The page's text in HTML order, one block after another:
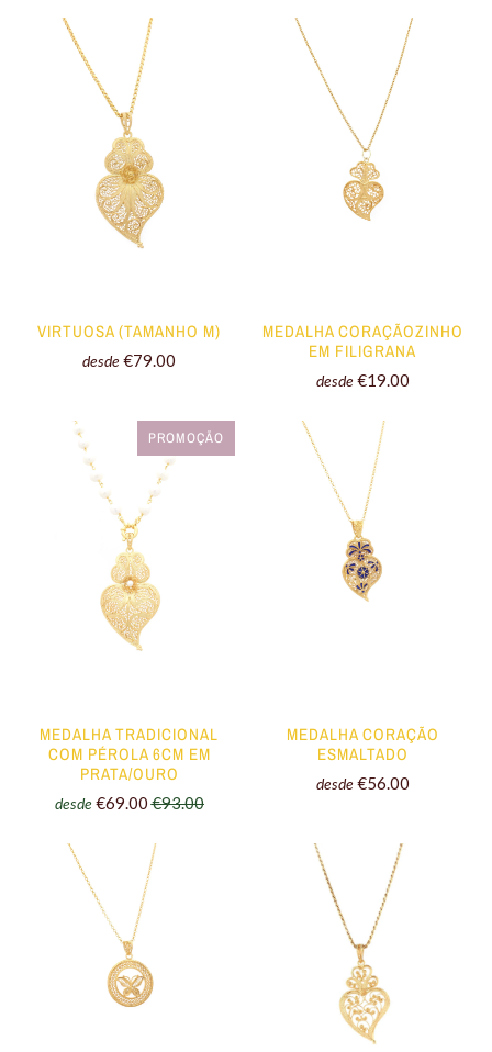
VIRTUOSA (TAMANHO M)
desde €79.00
MEDALHA CORAÇÃOZINHO
EM FILIGRANA
desde €19.00
PROMOÇÃO
MEDALHA TRADICIONAL
COM PÉROLA 6CM EM
PRATA/OURO
desde €69.00€93.00
MEDALHA CORAÇÃO
ESMALTADO
desde €56.00